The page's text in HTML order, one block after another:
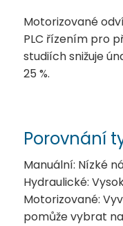
Motorizované
PLC řízením pro
studiích snižuje
25 %.
Porovnání
Manuální: Nízké
Hydraulické:
Motorizované:
pomůže vybrat